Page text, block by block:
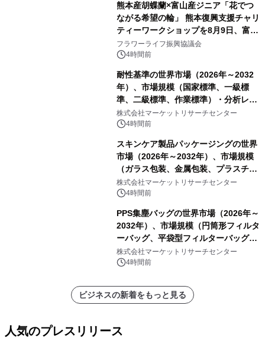
熊本産胡蝶蘭×富山産ジニア「花でつ
ながる希望の輪」 熊本復興支援チャリ
ティーワークショップを8月9日、富
山・射水で開催
フラワーライフ振興協議会
4時間前
耐性基準の世界市場（2026年～2032
年）、市場規模（国家標準、一級標
準、二級標準、作業標準）・分析レポ
ートを発表
株式会社マーケットリサーチセンター
4時間前
スキンケア製品パッケージングの世界
市場（2026年～2032年）、市場規模
（ガラス包装、金属包装、プラスチッ
ク包装、その他）・分析レポートを発
表
株式会社マーケットリサーチセンター
4時間前
PPS集塵バッグの世界市場（2026年～
2032年）、市場規模（円筒形フィルタ
ーバッグ、平袋型フィルターバッグ、
プリーツフィルターバッグ、その
他）・分析レポートを発表
株式会社マーケットリサーチセンター
4時間前
ビジネスの新着をもっと見る
人気のプレスリリース